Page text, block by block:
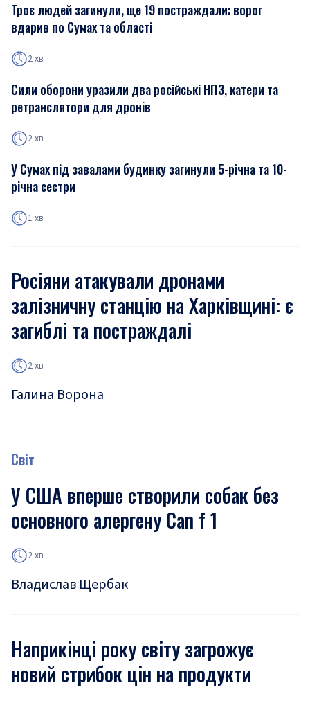
Троє людей загинули, ще 19 постраждали: ворог
вдарив по Сумах та області
2 хв
Сили оборони уразили два російські НПЗ, катери та
ретранслятори для дронів
2 хв
У Сумах під завалами будинку загинули 5-річна та 10-
річна сестри
1 хв
Росіяни атакували дронами
залізничну станцію на Харківщині: є
загиблі та постраждалі
2 хв
Галина Ворона
Світ
У США вперше створили собак без
основного алергену Can f 1
2 хв
Владислав Щербак
Наприкінці року світу загрожує
новий стрибок цін на продукти